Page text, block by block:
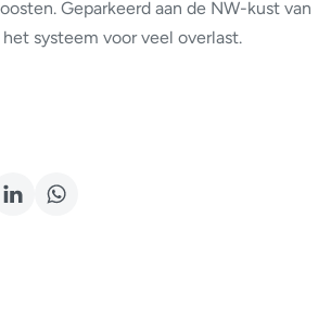
Geparkeerd aan de NW-kust van
systeem voor veel overlast.